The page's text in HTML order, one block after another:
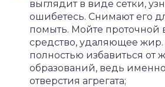
выглядит в виде сетки,
ошибетесь. Снимают его
помыть. Мойте проточной
средство, удаляющее жир.
полностью избавиться от
образований, ведь
отверстия агрегата;